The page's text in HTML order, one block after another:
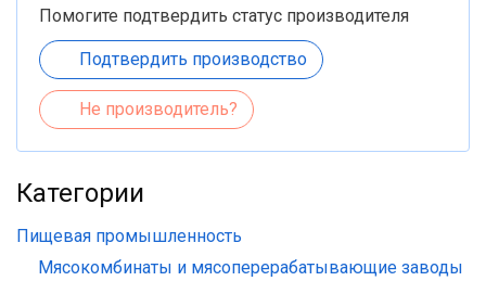
Помогите подтвердить статус производителя
Подтвердить производство
Не производитель?
Категории
Пищевая промышленность
Мясокомбинаты и мясоперерабатывающие заводы